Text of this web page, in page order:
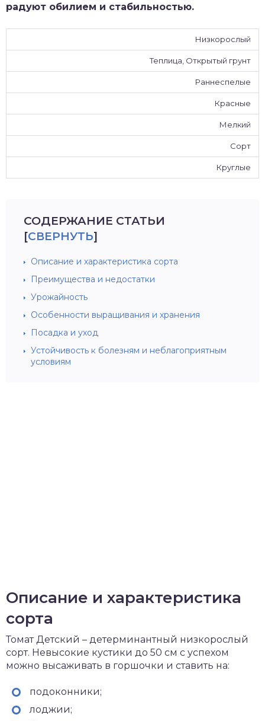
радуют обилием и стабильностью.
Низкорослый
Теплица, Открытый грунт
Раннеспелые
Красные
Мелкий
Сорт
Круглые
СОДЕРЖАНИЕ СТАТЬИ
[СВЕРНУТЬ]
Описание и характеристика сорта
Преимущества и недостатки
Урожайность
Особенности выращивания и хранения
Посадка и уход
Устойчивость к болезням и неблагоприятным
условиям
Описание и характеристика
сорта
Томат Детский – детерминантный низкорослый
сорт. Невысокие кустики до 50 см с успехом
можно высаживать в горшочки и ставить на:
подоконники;
лоджии;